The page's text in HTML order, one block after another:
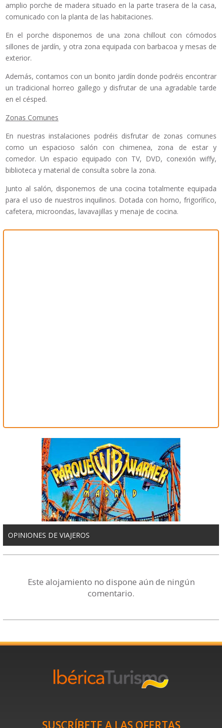
amplio porche de madera situado en la parte trasera de la casa,
comunicado con la planta de las habitaciones.
En el porche disponemos de una zona chillout con cómodos
sillones de jardín, y otra zona equipada con barbacoa y mesas de
exterior.
Además, contamos con un bonito jardín donde podréis encontrar
un tradicional horreo gallego y disfrutar de una agradable tarde
en el césped.
Zonas Comunes
En nuestras instalaciones podréis disfrutar de zonas comunes
como un espacioso salón con chimenea, zona de estar y
comedor. Un espacio equipado con TV, DVD, conexión wiffy,
biblioteca y material de consulta sobre la zona.
Junto al salón, disponemos de una cocina totalmente equipada
para el uso de nuestros inquilinos. Dotada con horno, frigorífico,
cafetera, microondas, lavavajillas y menaje de cocina.
OPINIONES DE VIAJEROS
Este alojamiento no dispone aún de ningún
comentario.
SUSCRÍBETE A LAS OFERTAS